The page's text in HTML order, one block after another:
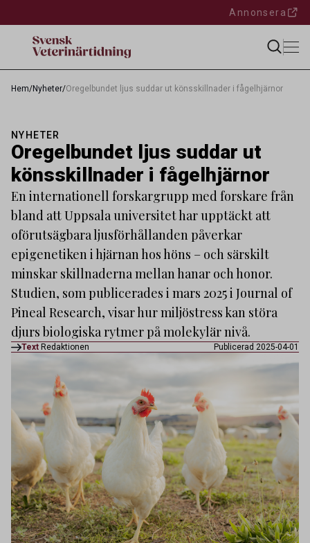
Annonsera
Hem/Nyheter/Oregelbundet ljus suddar ut könsskillnader i fågelhjärnor
NYHETER
Oregelbundet ljus suddar ut
könsskillnader i fågelhjärnor
En internationell forskargrupp med forskare från
bland att Uppsala universitet har upptäckt att
oförutsägbara ljusförhållanden påverkar
epigenetiken i hjärnan hos höns – och särskilt
minskar skillnaderna mellan hanar och honor.
Studien, som publicerades i mars 2025 i Journal of
Pineal Research, visar hur miljöstress kan störa
djurs biologiska rytmer på molekylär nivå.
Text Redaktionen Publicerad 2025-04-01